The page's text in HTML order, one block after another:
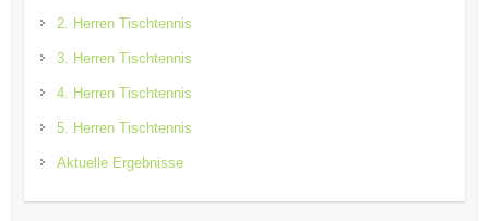
2. Herren Tischtennis
3. Herren Tischtennis
4. Herren Tischtennis
5. Herren Tischtennis
Aktuelle Ergebnisse